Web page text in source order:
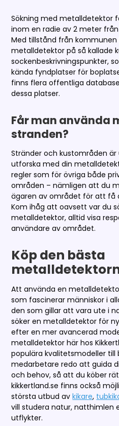
Sökning med metalldetektor
inom en radie av 2 meter
Med tillstånd från
metalldetektor på så kallade
sockenbeskrivningspunkter,
kända fyndplatser för
finns flera offentliga
dessa platser.
Får man använda
stranden?
Stränder och kustområden
utforska med din
regler som för övriga både
områden – nämligen att du
ägaren av området för att få
Kom ihåg att oavsett var du
metalldetektor, alltid visa
användare av området.
Köp den bästa
Att använda en
som fascinerar människor i
den som gillar att vara ute i
söker en metalldetektor för
efter en mer avancerad
metalldetektor här hos
populära kvalitetsmodeller till
medarbetare redo att guida
och behov, så att du köber
kikkertland.se finns också
största utbud avkikare,
vill studera natur, natthimlen
utflykter.